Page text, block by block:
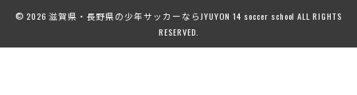
© 2026 滋賀県・長野県の少年サッカーならJYUYON 14 soccer school ALL RIGHTS
RESERVED.